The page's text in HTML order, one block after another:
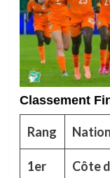
Classement
Rang Nation
1er Côte